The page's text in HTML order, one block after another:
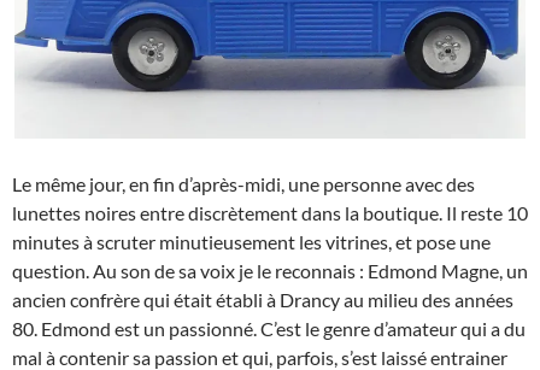
Le même jour, en fin d’après-midi, une personne avec des
lunettes noires entre discrètement dans la boutique. Il reste 10
minutes à scruter minutieusement les vitrines, et pose une
question. Au son de sa voix je le reconnais : Edmond Magne, un
ancien confrère qui était établi à Drancy au milieu des années
80. Edmond est un passionné. C’est le genre d’amateur qui a du
mal à contenir sa passion et qui, parfois, s’est laissé entrainer